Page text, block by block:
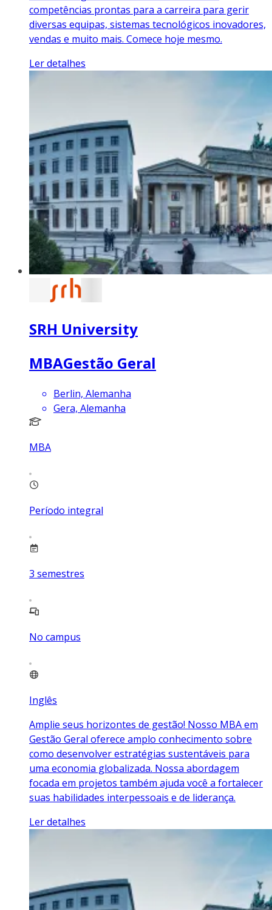
competências prontas para a carreira para gerir
diversas equipas, sistemas tecnológicos inovadores,
vendas e muito mais. Comece hoje mesmo.
Ler detalhes
SRH University
MBAGestão Geral
Berlin, Alemanha
Gera, Alemanha
MBA
Período integral
3 semestres
No campus
Inglês
Amplie seus horizontes de gestão! Nosso MBA em
Gestão Geral oferece amplo conhecimento sobre
como desenvolver estratégias sustentáveis para
uma economia globalizada. Nossa abordagem
focada em projetos também ajuda você a fortalecer
suas habilidades interpessoais e de liderança.
Ler detalhes